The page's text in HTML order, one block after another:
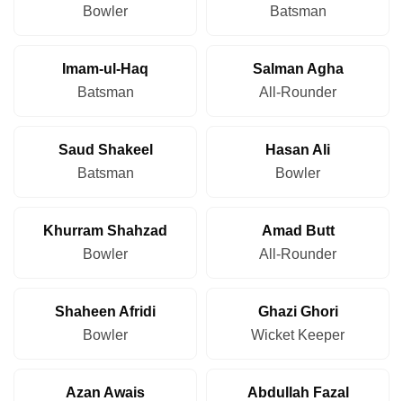
Bowler
Batsman
Imam-ul-Haq
Batsman
Salman Agha
All-Rounder
Saud Shakeel
Batsman
Hasan Ali
Bowler
Khurram Shahzad
Bowler
Amad Butt
All-Rounder
Shaheen Afridi
Bowler
Ghazi Ghori
Wicket Keeper
Azan Awais
Abdullah Fazal